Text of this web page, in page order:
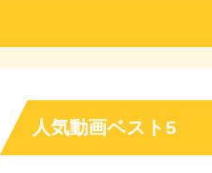
人気動画ベスト5